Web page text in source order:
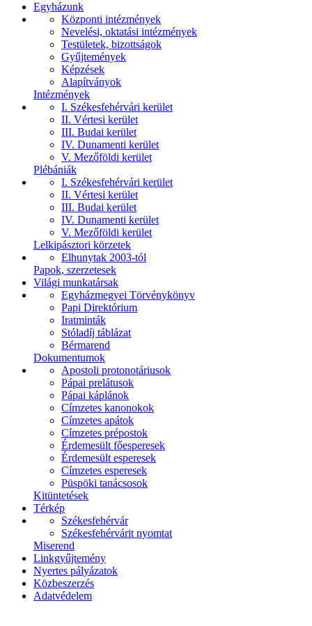
Egyházunk
Központi intézmények
Nevelési, oktatási intézmények
Testületek, bizottságok
Gyűjtemények
Képzések
Alapítványok
Intézmények
I. Székesfehérvári kerület
II. Vértesi kerület
III. Budai kerület
IV. Dunamenti kerület
V. Mezőföldi kerület
Plébániák
I. Székesfehérvári kerület
II. Vértesi kerület
III. Budai kerület
IV. Dunamenti kerület
V. Mezőföldi kerület
Lelkipásztori körzetek
Elhunytak 2003-tól
Papok, szerzetesek
Világi munkatársak
Egyházmegyei Törvénykönyv
Papi Direktórium
Iratminták
Stóladíj táblázat
Bérmarend
Dokumentumok
Apostoli protonotáriusok
Pápai prelátusok
Pápai káplánok
Címzetes kanonokok
Címzetes apátok
Címzetes prépostok
Érdemesült főesperesek
Érdemesült esperesek
Címzetes esperesek
Püspöki tanácsosok
Kitüntetések
Térkép
Székesfehérvár
Székesfehérvárit nyomtat
Miserend
Linkgyűjtemény
Nyertes pályázatok
Közbeszerzés
Adatvédelem